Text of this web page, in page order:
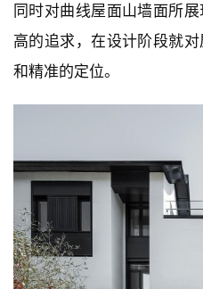
同时对曲线屋面山墙面所
高的追求，在设计阶段就
和精准的定位。